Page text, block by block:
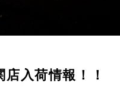
入荷情報！！